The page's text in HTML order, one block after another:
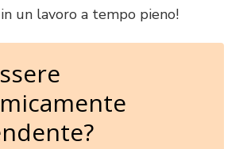
in un lavoro a tempo pieno!